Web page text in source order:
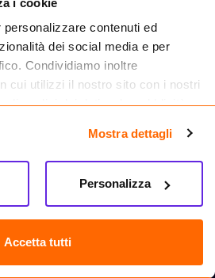
contenuti ed
dei social media e per
Condividiamo inoltre
cui utilizzi il nostro sito con i nostri
di analisi dei dati web, pubblicità e
loro o che hanno raccolto dal
Mostra dettagli
Accetta tutti
Personalizza
REA: NA-884088
Marinare 128, 80147 Napoli